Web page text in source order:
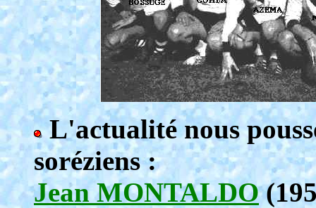
L'actualité nous
soréziens :
Jean MONTALDO